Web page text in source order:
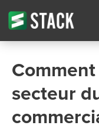
secteur